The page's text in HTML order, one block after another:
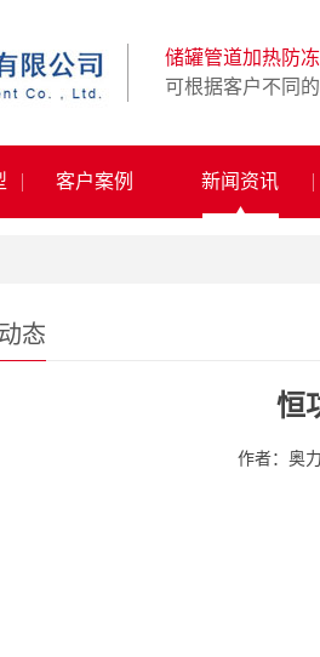
储罐管道加热防
可根据客户不同
客户案例 新闻资讯
态
恒
作者：奥